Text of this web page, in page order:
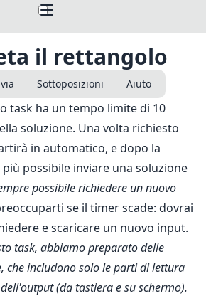
il rettangolo
Sottoposizioni Aiuto
task ha un tempo limite di 10
soluzione. Una volta richiesto
in automatico, e dopo la
possibile inviare una soluzione
possibile richiedere un nuovo
se il timer scade: dovrai
e scaricare un nuovo input.
task, abbiamo preparato delle
, che includono solo le parti di lettura
(da tastiera e su schermo).